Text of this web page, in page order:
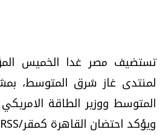
تستضيف مصر غدا الخميس
لمنتدى غاز شرق المتوسط،
المتوسط ووزير الطاقة الامريكي
ويؤكد احتضان القاهرة كمقر/Maspero RSS